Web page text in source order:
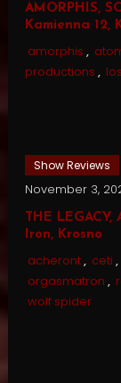
AMORPHIS,
Kamienna 12,
amorphis ,
productions ,
Show Reviews
November 3,
THE
Iron, Krosno
acheront, ceti ,
orgasmatron ,
wolf spider